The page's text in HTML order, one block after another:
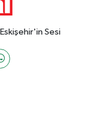
Sesi